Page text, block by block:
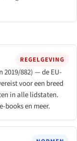
REGELGEVING
2019/882) — de EU-
voor een breed
in alle lidstaten.
books en meer.